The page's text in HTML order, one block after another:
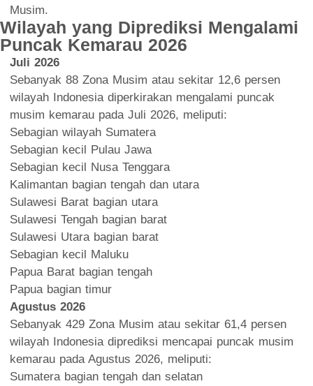
Musim.
Wilayah yang Diprediksi Mengalami
Puncak Kemarau 2026
Juli 2026
Sebanyak 88 Zona Musim atau sekitar 12,6 persen
wilayah Indonesia diperkirakan mengalami puncak
musim kemarau pada Juli 2026, meliputi:
Sebagian wilayah Sumatera
Sebagian kecil Pulau Jawa
Sebagian kecil Nusa Tenggara
Kalimantan bagian tengah dan utara
Sulawesi Barat bagian utara
Sulawesi Tengah bagian barat
Sulawesi Utara bagian barat
Sebagian kecil Maluku
Papua Barat bagian tengah
Papua bagian timur
Agustus 2026
Sebanyak 429 Zona Musim atau sekitar 61,4 persen
wilayah Indonesia diprediksi mencapai puncak musim
kemarau pada Agustus 2026, meliputi:
Sumatera bagian tengah dan selatan